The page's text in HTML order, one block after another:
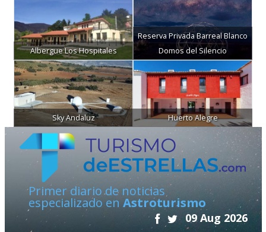
Albergue Los Hospitales
Reserva Privada Barreal Blanco
Domos del Silencio
Sky Andaluz Huerto Alegre
Primer diario de noticias
especializado en Astroturismo
09 Aug 2026